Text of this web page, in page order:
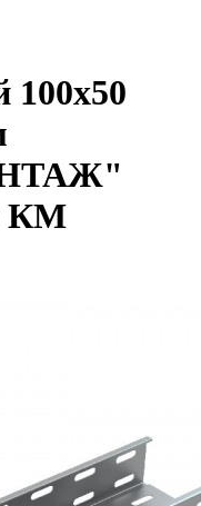
100х50
КМ